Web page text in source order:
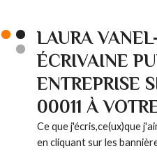
LAURA
ÉCRIVAINE
ENTREPRISE
00011 À
Ce que j'écris,ce(ux)que
en cliquant sur les